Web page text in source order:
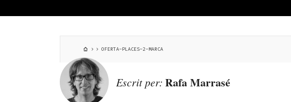
OFERTA-PLACES-2-MARCA
Escrit per: Rafa Marrasé